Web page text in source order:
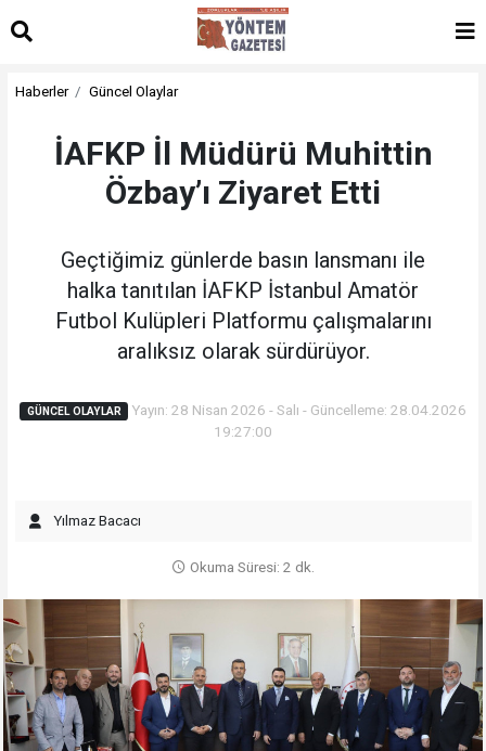
Haberler Güncel Olaylar
İAFKP İl Müdürü Muhittin
Özbay’ı Ziyaret Etti
Geçtiğimiz günlerde basın lansmanı ile
halka tanıtılan İAFKP İstanbul Amatör
Futbol Kulüpleri Platformu çalışmalarını
aralıksız olarak sürdürüyor.
GÜNCEL OLAYLAR
Yayın: 28 Nisan 2026 - Salı - Güncelleme: 28.04.2026
19:27:00
Yılmaz Bacacı
Okuma Süresi: 2 dk.